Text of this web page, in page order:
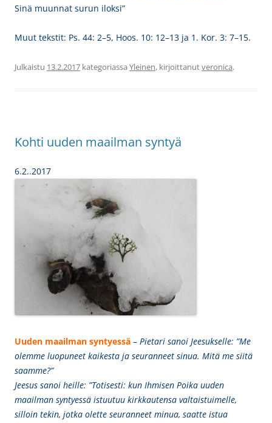
Sinä muunnat surun iloksi”
Muut tekstit: Ps. 44: 2–5, Hoos. 10: 12–13 ja 1. Kor. 3: 7–15.
Julkaistu 13.2.2017 kategoriassa Yleinen, kirjoittanutveronica.
Kohti uuden maailman syntyä
6.2..2017
Uuden maailman syntyessä – Pietari sanoi Jeesukselle: ”Me
olemme luopuneet kaikesta ja seuranneet sinua. Mitä me siitä
saamme?”
Jeesus sanoi heille: ”Totisesti: kun Ihmisen Poika uuden
maailman syntyessä istuutuu kirkkautensa valtaistuimelle,
silloin tekin, jotka olette seuranneet minua, saatte istua